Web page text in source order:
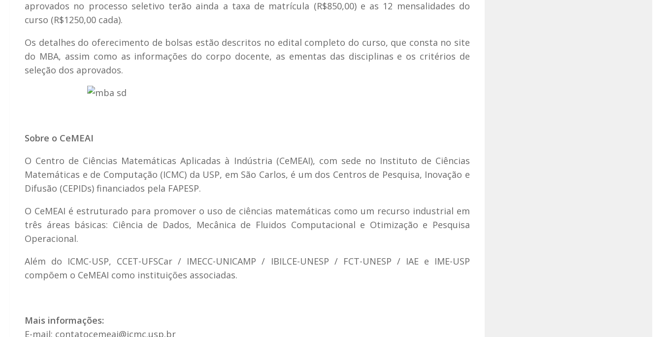
aprovados no processo seletivo terão ainda a taxa de matrícula (R$850,00) e as 12 mensalidades do
curso (R$1250,00 cada).
Os detalhes do oferecimento de bolsas estão descritos no edital completo do curso, que consta no site
do MBA, assim como as informações do corpo docente, as ementas das disciplinas e os critérios de
seleção dos aprovados.
Sobre o CeMEAI
O Centro de Ciências Matemáticas Aplicadas à Indústria (CeMEAI), com sede no Instituto de Ciências
Matemáticas e de Computação (ICMC) da USP, em São Carlos, é um dos Centros de Pesquisa, Inovação e
Difusão (CEPIDs) financiados pela FAPESP.
O CeMEAI é estruturado para promover o uso de ciências matemáticas como um recurso industrial em
três áreas básicas: Ciência de Dados, Mecânica de Fluidos Computacional e Otimização e Pesquisa
Operacional.
Além do ICMC-USP, CCET-UFSCar / IMECC-UNICAMP / IBILCE-UNESP / FCT-UNESP / IAE e IME-USP
compõem o CeMEAI como instituições associadas.
Mais informações:
E-mail: contatocemeai@icmc.usp.br